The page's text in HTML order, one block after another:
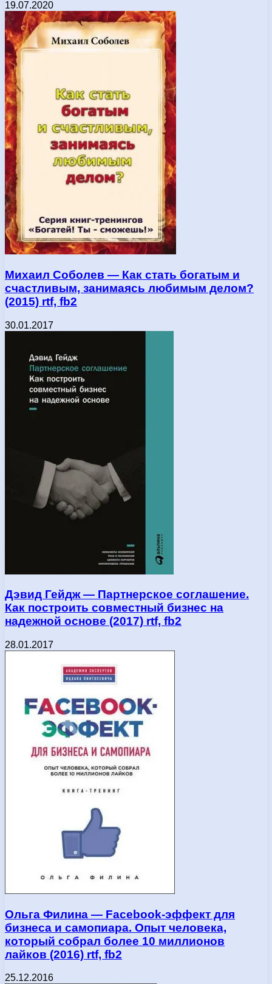
19.07.2020
Михаил Соболев — Как стать богатым и
счастливым, занимаясь любимым делом?
(2015) rtf, fb2
30.01.2017
Дэвид Гейдж — Партнерское соглашение.
Как построить совместный бизнес на
надежной основе (2017) rtf, fb2
28.01.2017
Ольга Филина — Facebook-эффект для
бизнеса и самопиара. Опыт человека,
который собрал более 10 миллионов
лайков (2016) rtf, fb2
25.12.2016